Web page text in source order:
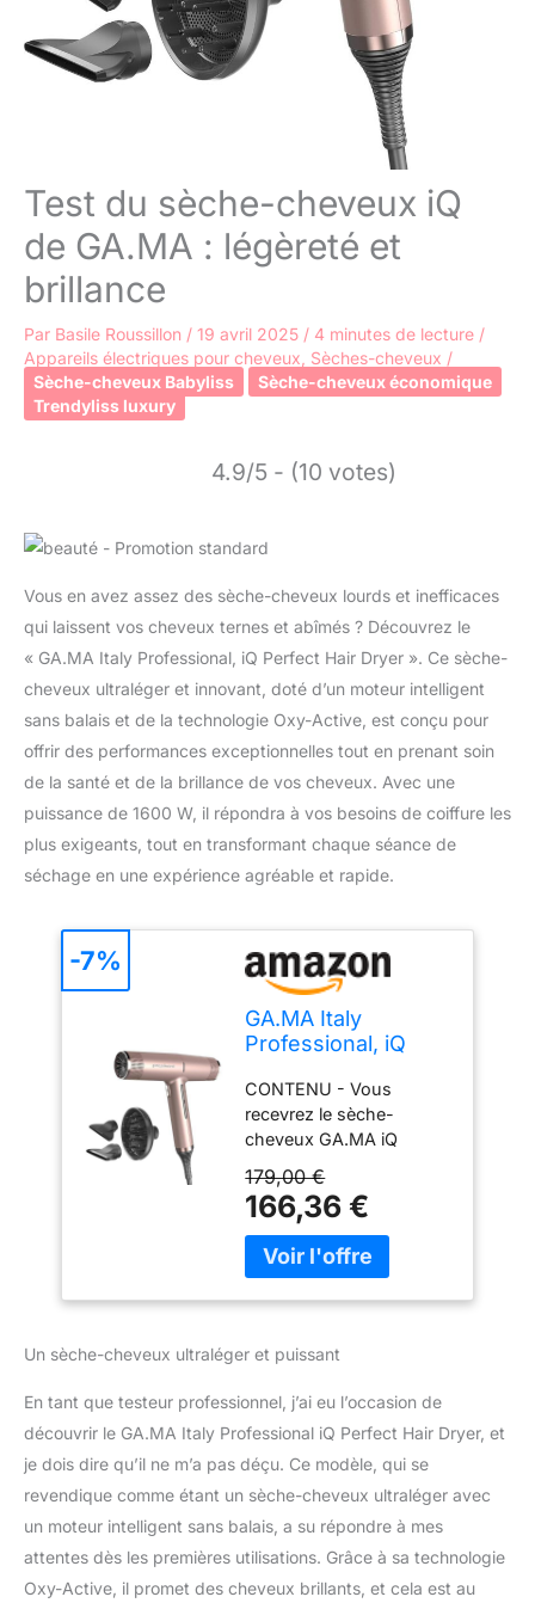
Test du sèche-cheveux iQ
de GA.MA : légèreté et
brillance
Par Basile Roussillon / 19 avril 2025 / 4 minutes de lecture /
Appareils électriques pour cheveux Sèches-cheveux /
Sèche-cheveux Babyliss
Sèche-cheveux économique
Trendyliss luxury
4.9/5 - (10 votes)
Vous en avez assez des sèche-cheveux lourds et inefficaces
qui laissent vos cheveux ternes et abîmés ? Découvrez le
« GA.MA Italy Professional, iQ Perfect Hair Dryer ». Ce sèche-
cheveux ultraléger et innovant, doté d’un moteur intelligent
sans balais et de la technologie Oxy-Active, est conçu pour
offrir des performances exceptionnelles tout en prenant soin
de la santé et de la brillance de vos cheveux. Avec une
puissance de 1600 W, il répondra à vos besoins de coiffure les
plus exigeants, tout en transformant chaque séance de
séchage en une expérience agréable et rapide.
GA.MA Italy
Professional, iQ
sèche-cheveux
ultraléger avec
moteur intelligent
sans balais,
technologie Oxy-
Active pour des
cheveux brillants,
puissance 1600 W,
Gold Rose
CONTENU - Vous
recevrez le sèche-
cheveux GA.MA iQ
Perfect en couleur Gold
Rose. Pesant seulement
294 grammes, il est
ergonomique et
compact, conçu pour
Grâce à un flux d'air
puissant et à une
pression optimale, iQ
Perfetto réduit de façon
exponentielle le temps de
séchage par rapport aux
sèche-cheveux
conventionnels,
garantissant ainsi un
coiffage professionnel.
179,00 €
166,36 €
-7%
Un sèche-cheveux ultraléger et puissant
En tant que testeur professionnel, j’ai eu l’occasion de
découvrir le GA.MA Italy Professional iQ Perfect Hair Dryer, et
je dois dire qu’il ne m’a pas déçu. Ce modèle, qui se
revendique comme étant un sèche-cheveux ultraléger avec
un moteur intelligent sans balais, a su répondre à mes
attentes dès les premières utilisations. Grâce à sa technologie
Oxy-Active, il promet des cheveux brillants, et cela est au